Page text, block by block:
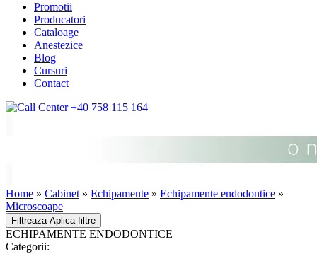
Promotii
Producatori
Cataloage
Anestezice
Blog
Cursuri
Contact
+40 758 115 164
Home » Cabinet » Echipamente » Echipamente endodontice »
Microscoape
Filtreaza Aplica filtre
ECHIPAMENTE ENDODONTICE
Categorii: